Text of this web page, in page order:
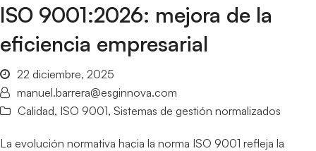
ISO 9001:2026: mejora de la
eficiencia empresarial
22 diciembre, 2025
manuel.barrera@esginnova.com
Calidad, ISO 9001, Sistemas de gestión normalizados
La evolución normativa hacia la norma ISO 9001 refleja la